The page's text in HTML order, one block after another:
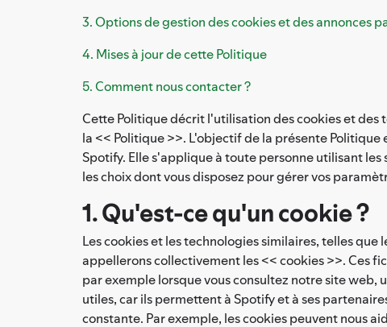
3. Options de gestion des cookies et des annonces
4. Mises à jour de cette Politique
5. Comment nous contacter ?
Cette Politique décrit l'utilisation des cookies et des
la << Politique >>. L'objectif de la présente
Spotify. Elle s'applique à toute personne utilisant
les choix dont vous disposez pour gérer vos
1. Qu'est-ce qu'un cookie ?
Les cookies et les technologies similaires, telles
appellerons collectivement les << cookies >>. Ces
par exemple lorsque vous consultez notre site web,
utiles, car ils permettent à Spotify et à ses
constante. Par exemple, les cookies peuvent nous